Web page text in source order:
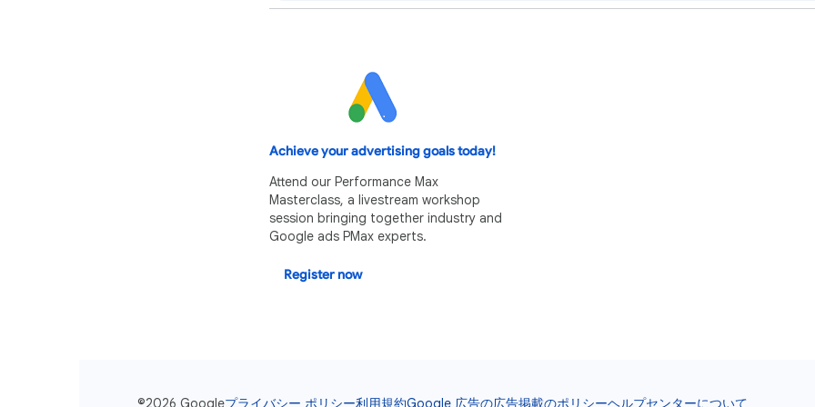
Achieve your advertising goals today!
Attend our Performance Max
Masterclass, a livestream workshop
session bringing together industry and
Google ads PMax experts.
Register now
©2026 Googleプライバシー ポリシー利用規約Google 広告の広告掲載のポリシーヘルプセンターについて